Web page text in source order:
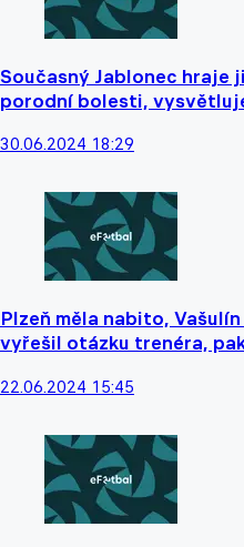
Současný Jablonec hraje
porodní bolesti,
30.06.2024 18:29
Plzeň měla nabito,
vyřešil otázku trenéra,
22.06.2024 15:45